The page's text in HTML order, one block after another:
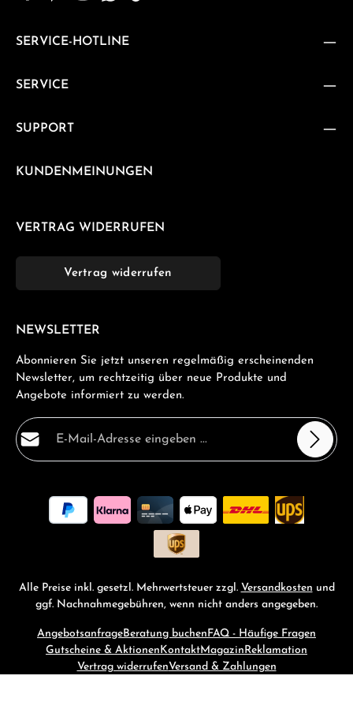
SERVICE-HOTLINE
SERVICE
SUPPORT
KUNDENMEINUNGEN
VERTRAG WIDERRUFEN
Vertrag widerrufen
NEWSLETTER
Abonnieren Sie jetzt unseren regelmäßig erscheinenden
Newsletter, um rechtzeitig über neue Produkte und
Angebote informiert zu werden.
E-Mail-Adresse*
Ich habe die
Datenschutzbestimmungen
zur Kenntnis
genommen und dieAGBgelesen und bin mit ihnen
Pflichtfelder.
Alle Preise inkl. gesetzl. Mehrwertsteuer zzgl. Versandkosten und
ggf. Nachnahmegebühren, wenn nicht anders angegeben.
AngebotsanfrageBeratung buchenFAQ - Häufige Fragen
Gutscheine & AktionenKontaktMagazinReklamation
Vertrag widerrufenVersand & Zahlungen